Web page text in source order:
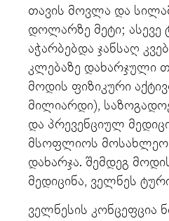
თავის მოვლა და
დოლარზე მეტი;
აჭარბებდა ჯანსაღ
კლებაზე დახარჯული
მოდის ფიზიკური
მილიარდი),
და პრევენციულ
მსოფლიოს
დახარჯა. შემდეგ
მედიცინა, ველნეს
ველნესის კონცეფცია